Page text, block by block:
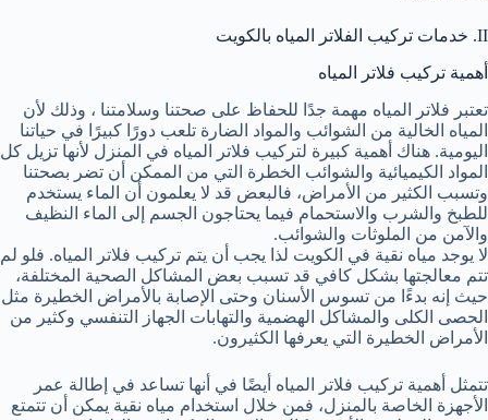
II. خدمات تركيب الفلاتر المياه بالكويت
أهمية تركيب فلاتر المياه
تعتبر فلاتر المياه مهمة جدًا للحفاظ على صحتنا وسلامتنا ، وذلك لأن
المياه الخالية من الشوائب والمواد الضارة تلعب دورًا كبيرًا في حياتنا
اليومية. هناك أهمية كبيرة لتركيب فلاتر المياه في المنزل لأنها تزيل كل
المواد الكيميائية والشوائب الخطرة التي من الممكن أن تضر بصحتنا
وتسبب الكثير من الأمراض، فالبعض قد لا يعلمون أن الماء يستخدم
للطبخ والشرب والاستحمام فيما يحتاجون الجسم إلى الماء النظيف
والآمن من الملوثات والشوائب.
لا يوجد مياه نقية في الكويت لذا يجب أن يتم تركيب فلاتر المياه. فلو لم
تتم معالجتها بشكل كافي قد تسبب بعض المشاكل الصحية المختلفة،
حيث إنه بدءًا من تسوس الأسنان وحتى الإصابة بالأمراض الخطيرة مثل
الحصى الكلى والمشاكل الهضمية والتهابات الجهاز التنفسي وكثير من
الأمراض الخطيرة التي يعرفها الكثيرون.
تتمثل أهمية تركيب فلاتر المياه أيضًا في أنها تساعد في إطالة عمر
الأجهزة الخاصة بالمنزل، فمن خلال استخدام مياه نقية يمكن أن تتمتع